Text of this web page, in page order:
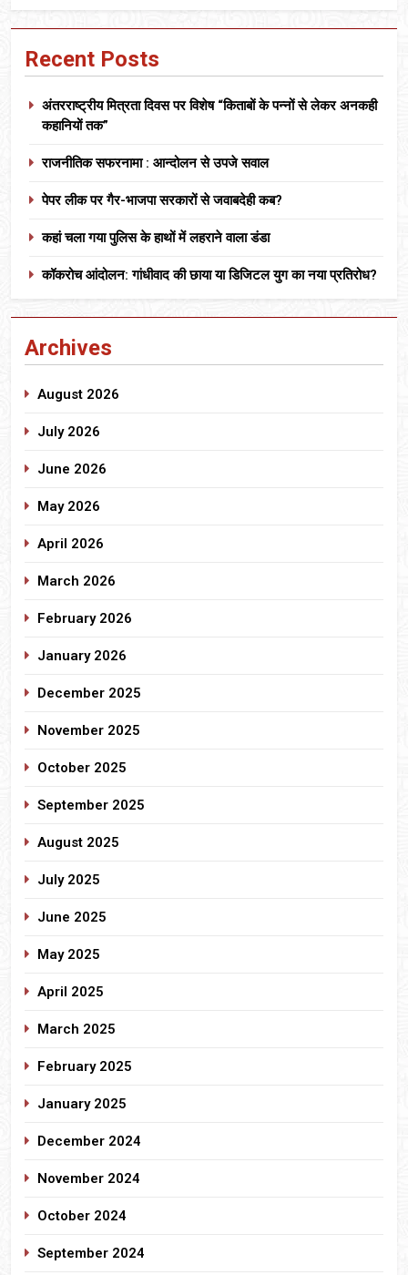
Recent Posts
अंतरराष्ट्रीय मित्रता दिवस पर विशेष “किताबों के पन्नों से लेकर अनकही
कहानियों तक”
राजनीतिक सफरनामा : आन्दोलन से उपजे सवाल
पेपर लीक पर गैर-भाजपा सरकारों से जवाबदेही कब?
कहां चला गया पुलिस के हाथों में लहराने वाला डंडा
कॉकरोच आंदोलन: गांधीवाद की छाया या डिजिटल युग का नया प्रतिरोध?
Archives
August 2026
July 2026
June 2026
May 2026
April 2026
March 2026
February 2026
January 2026
December 2025
November 2025
October 2025
September 2025
August 2025
July 2025
June 2025
May 2025
April 2025
March 2025
February 2025
January 2025
December 2024
November 2024
October 2024
September 2024